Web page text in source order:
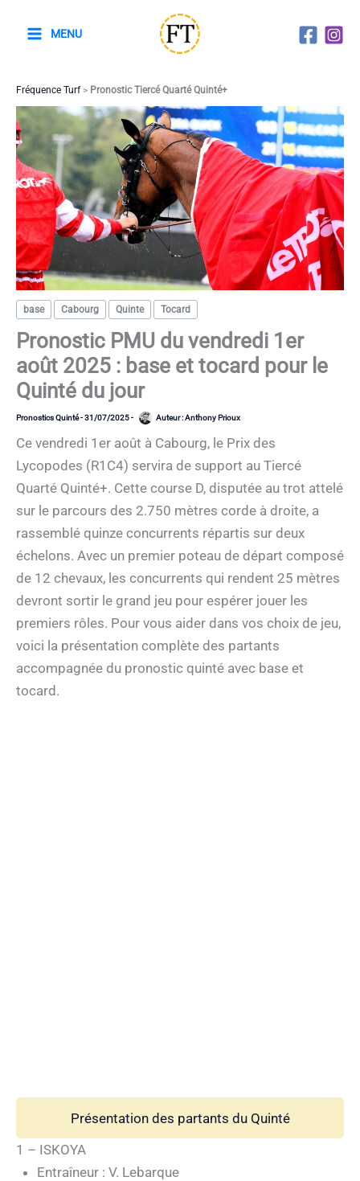
MENU
Fréquence Turf> Pronostic Tiercé Quarté Quinté+
base Cabourg Quinte Tocard
Pronostic PMU du vendredi 1er
août 2025 : base et tocard pour le
Quinté du jour
Pronostics Quinté-31/07/2025- Auteur :Anthony Prioux
Ce vendredi 1er août à Cabourg, le Prix des
Lycopodes (R1C4) servira de support au Tiercé
Quarté Quinté+. Cette course D, disputée au trot attelé
sur le parcours des 2.750 mètres corde à droite, a
rassemblé quinze concurrents répartis sur deux
échelons. Avec un premier poteau de départ composé
de 12 chevaux, les concurrents qui rendent 25 mètres
devront sortir le grand jeu pour espérer jouer les
premiers rôles. Pour vous aider dans vos choix de jeu,
voici la présentation complète des partants
accompagnée du pronostic quinté avec base et
tocard.
Présentation des partants du Quinté
1 – ISKOYA
Entraîneur : V. Lebarque